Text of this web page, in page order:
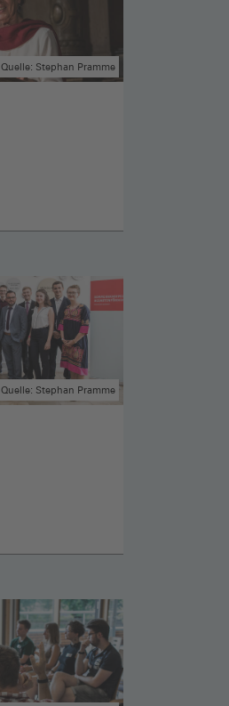
Quelle: Stephan Pramme
Quelle: Stephan Pramme